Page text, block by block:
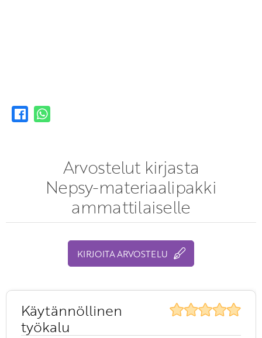
Arvostelut kirjasta
Nepsy-materiaalipakki
ammattilaiselle
KIRJOITA ARVOSTELU
Käytännöllinen
työkalu